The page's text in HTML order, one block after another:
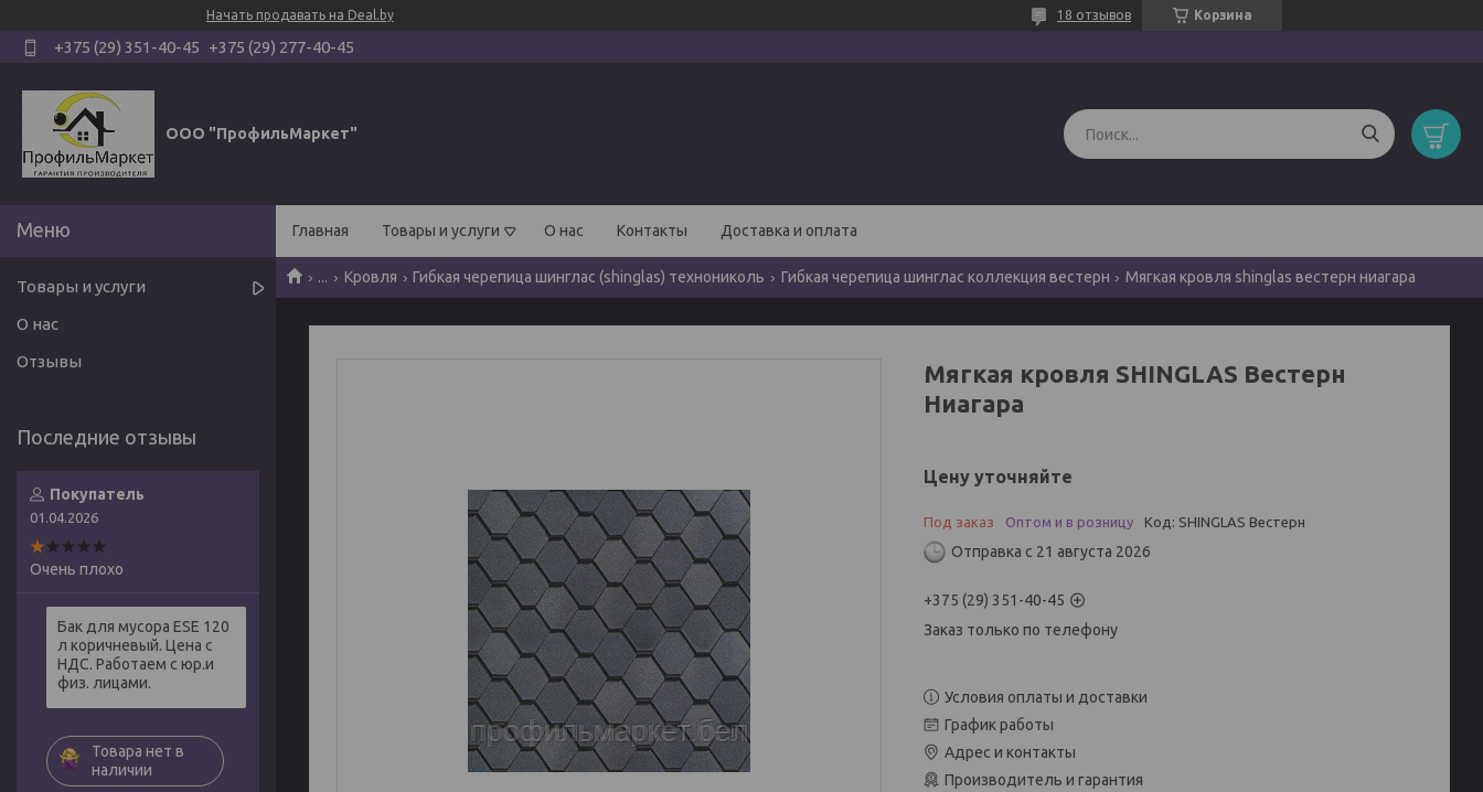
Начать продавать на Deal.by Корзина
18 отзывов
+375 (29) 351-40-45 +375 (29) 277-40-45
ООО "ПрофильМаркет"
Главная Товары и услуги О нас Контакты Доставка и оплата
... Кровля Гибкая черепица шинглас (shinglas) технониколь Гибкая черепица шинглас коллекция вестерн Мягкая кровля shinglas вестерн ниагара
Мягкая кровля SHINGLAS Вестерн
Ниагара
Цену уточняйте
Под заказ Оптом и в розницу Код: SHINGLAS Вестерн
Отправка с 21 августа 2026
+375 (29) 351-40-45
Заказ только по телефону
Условия оплаты и доставки
График работы
Адрес и контакты
Производитель и гарантия
Товары и услуги
О нас
Отзывы
Покупатель
01.04.2026
Очень плохо
Бак для мусора ESE 120
л коричневый. Цена с
НДС. Работаем с юр.и
физ. лицами.
Товара нет в
наличии